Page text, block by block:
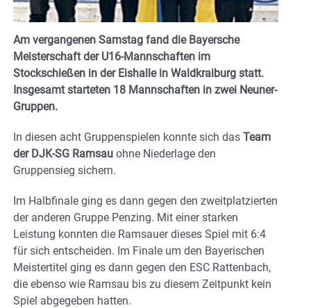
Am vergangenen Samstag fand die Bayersche
Meisterschaft der U16-Mannschaften im
Stockschießen in der Eishalle in Waldkraiburg statt.
Insgesamt starteten 18 Mannschaften in zwei Neuner-
Gruppen.
In diesen acht Gruppenspielen konnte sich das Team
der DJK-SG Ramsau ohne Niederlage den
Gruppensieg sichern.
Im Halbfinale ging es dann gegen den zweitplatzierten
der anderen Gruppe Penzing. Mit einer starken
Leistung konnten die Ramsauer dieses Spiel mit 6:4
für sich entscheiden. Im Finale um den Bayerischen
Meistertitel ging es dann gegen den ESC Rattenbach,
die ebenso wie Ramsau bis zu diesem Zeitpunkt kein
Spiel abgegeben hatten.